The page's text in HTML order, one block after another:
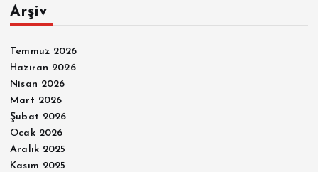
Arşiv
Temmuz 2026
Haziran 2026
Nisan 2026
Mart 2026
Şubat 2026
Ocak 2026
Aralık 2025
Kasım 2025